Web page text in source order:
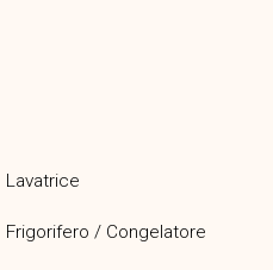
Lavatrice
Frigorifero / Congelatore